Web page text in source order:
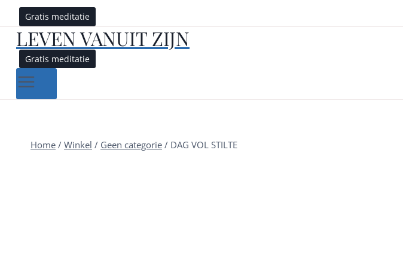
Gratis meditatie
LEVEN VANUIT ZIJN
Gratis meditatie
Home / Winkel / Geen categorie / DAG VOL STILTE